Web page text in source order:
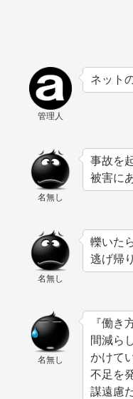
管理人
ネット
名無し
事故を
被害に
名無し
轢いた
逃げ帰
名無し
『働き
間減ら
かけて
不足を
謀遠慮